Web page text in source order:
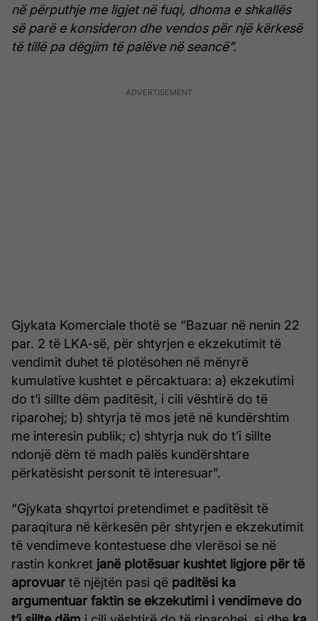
në përputhje me ligjet në fuqi, dhoma e shkallës
së parë e konsideron dhe vendos për një kërkesë
të tillë pa dëgjim të palëve në seancë”.
Gjykata Komerciale thotë se “Bazuar në nenin 22
par. 2 të LKA-së, për shtyrjen e ekzekutimit të
vendimit duhet të plotësohen në mënyrë
kumulative kushtet e përcaktuara: a) ekzekutimi
do t’i sillte dëm paditësit, i cili vështirë do të
riparohej; b) shtyrja të mos jetë në kundërshtim
me interesin publik; c) shtyrja nuk do t’i sillte
ndonjë dëm të madh palës kundërshtare
përkatësisht personit të interesuar”.
“Gjykata shqyrtoi pretendimet e paditësit të
paraqitura në kërkesën për shtyrjen e ekzekutimit
të vendimeve kontestuese dhe vlerësoi se në
rastin konkret janë plotësuar kushtet ligjore për të
aprovuar të njëjtën pasi që paditësi ka
argumentuar faktin se ekzekutimi i vendimeve do